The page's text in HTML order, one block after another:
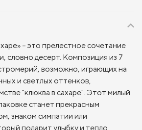
– это прелестное сочетание
словно десерт. Композиция из 7
возможно, играющих на
и светлых оттенков,
"клюква в сахаре". Этот милый
станет прекрасным
знаком симпатии или
подарит улыбку и тепло.